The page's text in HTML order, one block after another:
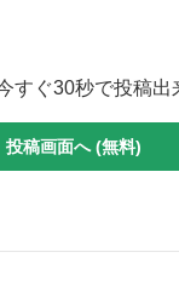
すぐ30秒で投稿出
投稿画面へ (無料)